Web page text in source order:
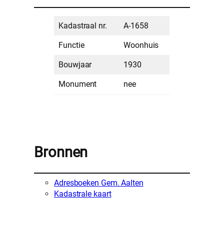
Kadastraal nr. A-1658
Functie Woonhuis
Bouwjaar 1930
Monument nee
Bronnen
Adresboeken Gem. Aalten
Kadastrale kaart